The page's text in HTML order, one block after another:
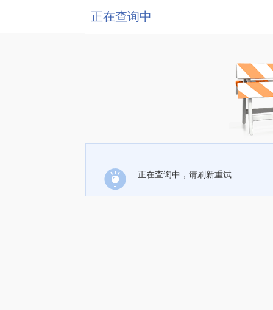
正在查询中
正在查询中，请刷新重试